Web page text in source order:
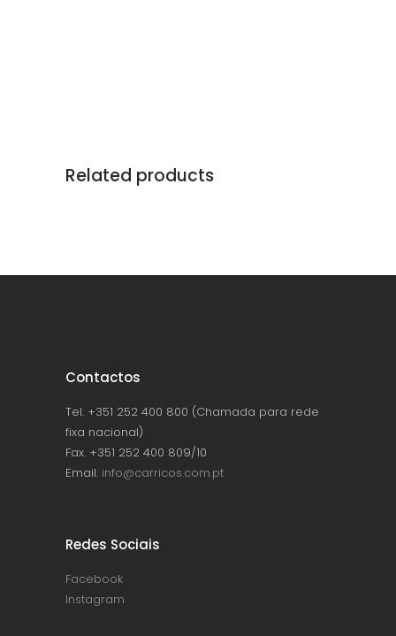
Related products
Redes Sociais
Facebook
Instagram
Contactos
Tel. +351 252 400 800 (Chamada para rede
fixa nacional)
Fax. +351 252 400 809/10
Email. info@carricos.com.pt